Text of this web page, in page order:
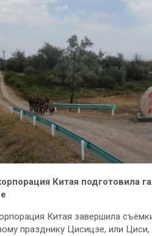
Китая подготовила
Китая завершила
празднику Цисицзе, или